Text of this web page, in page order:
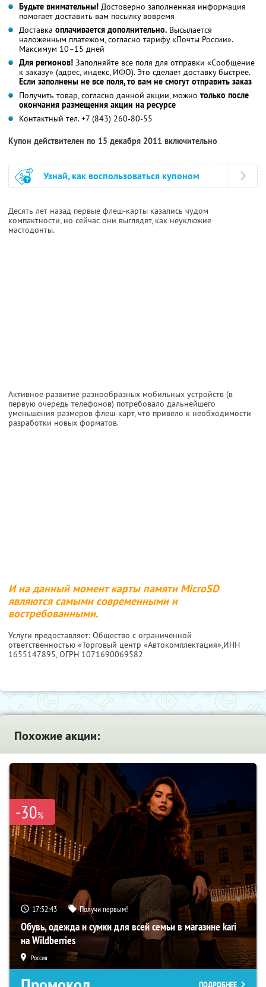
Будьте внимательны! Достоверно заполненная информация
помогает доставить вам посылку вовремя
Доставка оплачивается дополнительно. Высылается
наложенным платежом, согласно тарифу «Почты России».
Максимум 10–15 дней
Для регионов! Заполняйте все поля для отправки «Сообщение
к заказу» (адрес, индекс, ИФО). Это сделает доставку быстрее.
Если заполнены не все поля, то вам не смогут отправить заказ
Получить товар, согласно данной акции, можно только после
окончания размещения акции на ресурсе
Контактный тел. +7 (843) 260-80-55
Купон действителен по 15 декабря 2011 включительно
Узнай, как воспользоваться купоном
Десять лет назад первые флеш-карты казались чудом
компактности, но сейчас они выглядят, как неуклюжие
мастодонты.
Активное развитие разнообразных мобильных устройств (в
первую очередь телефонов) потребовало дальнейшего
уменьшения размеров флеш-карт, что привело к необходимости
разработки новых форматов.
И на данный момент карты памяти MicroSD
являются самыми современными и
востребованными.
Услуги предоставляет: Общество с ограниченной
ответственностью «Торговый центр «Автокомплектация»,ИНН
1655147895, ОГРН 1071690069582
Похожие акции:
-30%
17:52:41 Получи первым!
Обувь, одежда и сумки для всей семьи в магазине kari
на Wildberries
Россия
ПОДРОБНЕЕ